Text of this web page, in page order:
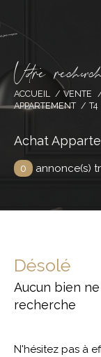
Vore rece
ACCUEIL VENTE
APPARTEMENT
T4
Achat
0 annonce(s)
Désolé
Aucun bien
recherche
N'hésitez pas à
Effectuer
et trouver le
Type de bien
Budget
Pièces